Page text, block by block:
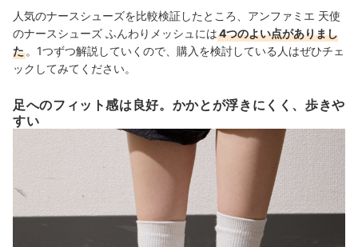
人気のナースシューズを比較検証したところ、アンファミエ 天使
のナースシューズ ふんわりメッシュには4つのよい点がありまし
た 。1つずつ解説していくので、購入を検討している人はぜひチェ
ックしてみてください。
足へのフィット感は良好。かかとが浮きにくく、歩きや
すい